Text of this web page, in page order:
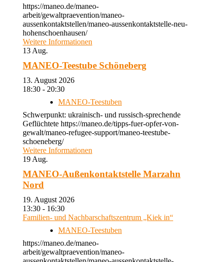
https://maneo.de/maneo-
arbeit/gewaltpraevention/maneo-
aussenkontaktstellen/maneo-aussenkontaktstelle-neu-
hohenschoenhausen/
Weitere Informationen
13 Aug.
MANEO-Teestube Schöneberg
13. August 2026
18:30 - 20:30
MANEO-Teestuben
Schwerpunkt: ukrainisch- und russisch-sprechende
Geflüchtete https://maneo.de/tipps-fuer-opfer-von-
gewalt/maneo-refugee-support/maneo-teestube-
schoeneberg/
Weitere Informationen
19 Aug.
MANEO-Außenkontaktstelle Marzahn
Nord
19. August 2026
13:30 - 16:30
Familien- und Nachbarschaftszentrum „Kiek in“
MANEO-Teestuben
https://maneo.de/maneo-
arbeit/gewaltpraevention/maneo-